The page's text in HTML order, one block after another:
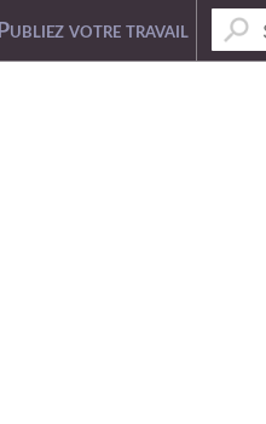
Publiez votre travail